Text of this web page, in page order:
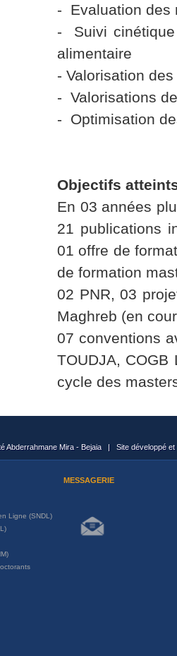
- Evaluation des
- Suivi cinétique
alimentaire
- Valorisation
- Valorisations
- Optimisation
Objectifs
En 03 années
21 publications
01 offre de
de formation
02 PNR, 03
Maghreb (en
07 conventions
TOUDJA,
cycle des
Abderrahmane Mira - Bejaia | Site développé
MESSAGERIE
Ligne (SNDL)